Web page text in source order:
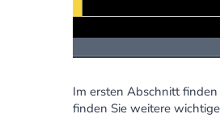
Im ersten Abschnitt finden
finden Sie weitere